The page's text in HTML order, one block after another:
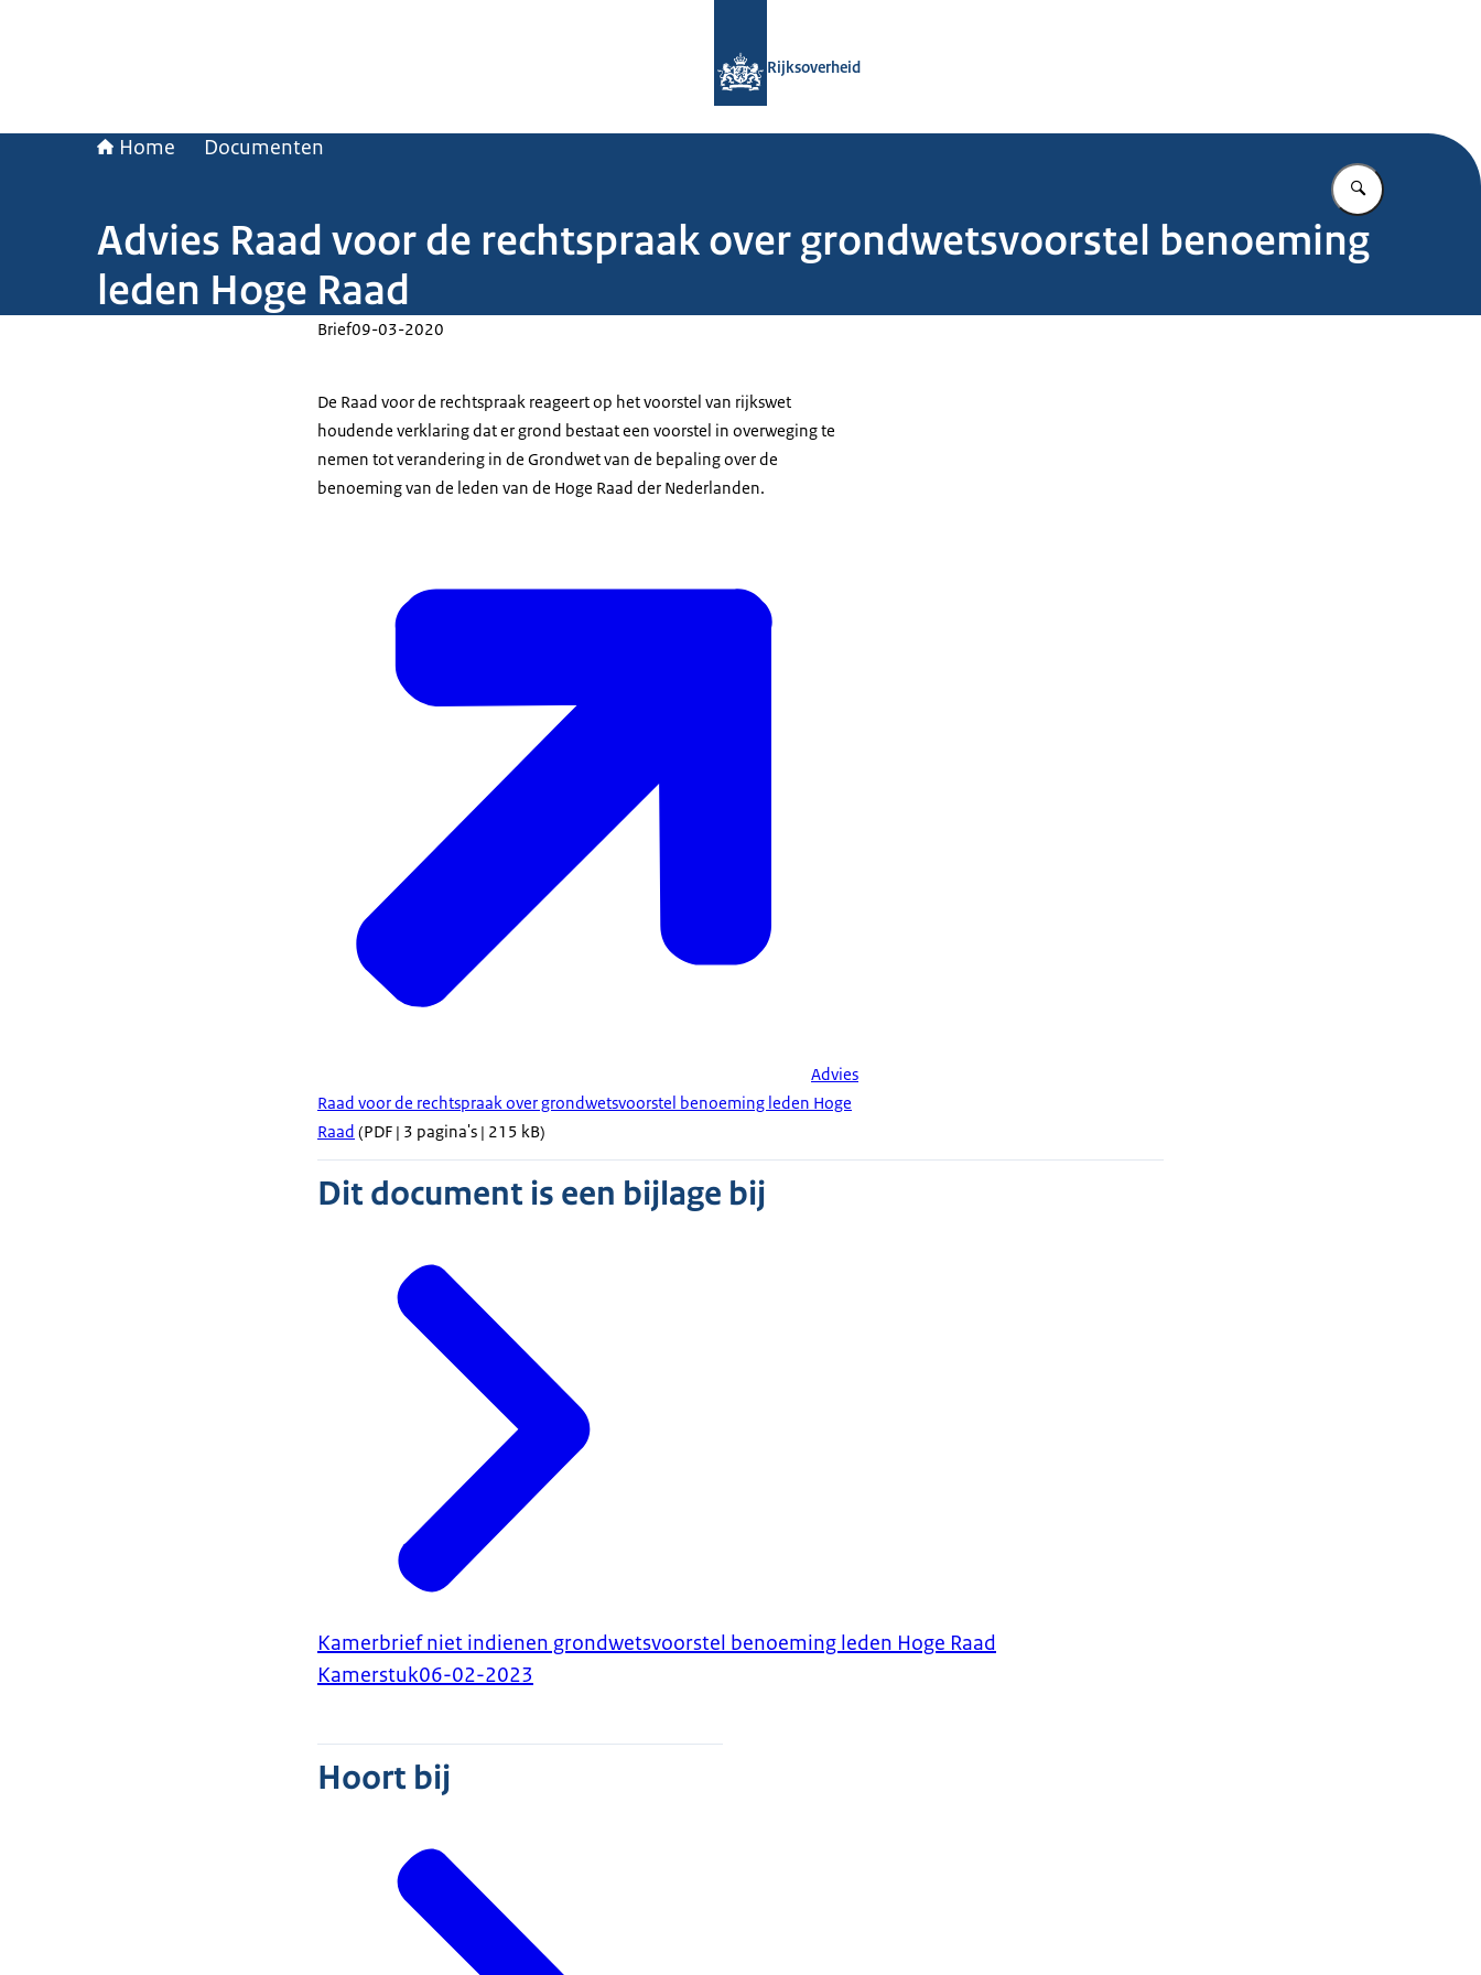
Rijksoverheid
Home Documenten
Vul in wat u
Advies Raad voor de rechtspraak over grondwetsvoorstel benoeming
leden Hoge Raad
Brief09-03-2020
De Raad voor de rechtspraak reageert op het voorstel van rijkswet
houdende verklaring dat er grond bestaat een voorstel in overweging te
nemen tot verandering in de Grondwet van de bepaling over de
benoeming van de leden van de Hoge Raad der Nederlanden.
Advies
Raad voor de rechtspraak over grondwetsvoorstel benoeming leden Hoge
Raad (PDF | 3 pagina's | 215 kB)
Dit document is een bijlage bij
Kamerbrief niet indienen grondwetsvoorstel benoeming leden Hoge Raad
Kamerstuk06-02-2023
Hoort bij